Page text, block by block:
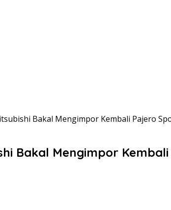
Bakal Mengimpor Kembali Pajero
Bakal Mengimpor